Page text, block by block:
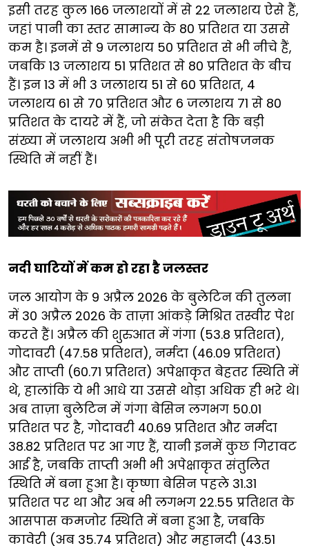
इसी तरह कुल 166 जलाशयों में से 22 जलाशय ऐसे हैं,
जहां पानी का स्तर सामान्य के 80 प्रतिशत या उससे
कम है। इनमें से 9 जलाशय 50 प्रतिशत से भी नीचे हैं,
जबकि 13 जलाशय 51 प्रतिशत से 80 प्रतिशत के बीच
हैं। इन 13 में भी 3 जलाशय 51 से 60 प्रतिशत, 4
जलाशय 61 से 70 प्रतिशत और 6 जलाशय 71 से 80
प्रतिशत के दायरे में हैं, जो संकेत देता है कि बड़ी
संख्या में जलाशय अभी भी पूरी तरह संतोषजनक
स्थिति में नहीं हैं।
नदी घाटियों में कम हो रहा है जलस्तर
जल आयोग के 9 अप्रैल 2026 के बुलेटिन की तुलना
में 30 अप्रैल 2026 के ताज़ा आंकड़े मिश्रित तस्वीर पेश
करते हैं। अप्रैल की शुरुआत में गंगा (53.8 प्रतिशत),
गोदावरी (47.58 प्रतिशत), नर्मदा (46.09 प्रतिशत)
और ताप्ती (60.71 प्रतिशत) अपेक्षाकृत बेहतर स्थिति में
थे, हालांकि ये भी आधे या उससे थोड़ा अधिक ही भरे थे।
अब ताज़ा बुलेटिन में गंगा बेसिन लगभग 50.01
प्रतिशत पर है, गोदावरी 40.69 प्रतिशत और नर्मदा
38.82 प्रतिशत पर आ गए हैं, यानी इनमें कुछ गिरावट
आई है, जबकि ताप्ती अभी भी अपेक्षाकृत संतुलित
स्थिति में बना हुआ है। कृष्णा बेसिन पहले 31.31
प्रतिशत पर था और अब भी लगभग 22.55 प्रतिशत के
आसपास कमजोर स्थिति में बना हुआ है, जबकि
कावेरी (अब 35.74 प्रतिशत) और महानदी (43.51